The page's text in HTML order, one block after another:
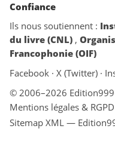
Confiance
Ils nous soutiennent :
du livre (CNL) ,
Francophonie (OIF)
Facebook · X (Twitter) ·
© 2006–2026 Edition999
Mentions légales &
Sitemap XML —